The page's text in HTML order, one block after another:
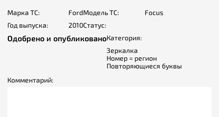
Марка ТС: FordМодель ТС:
Focus
Год выпуска:
2010Статус:
Одобрено и опубликованоКатегория:
Зеркалка
Номер = регион
Повторяющиеся буквы
Комментарий: